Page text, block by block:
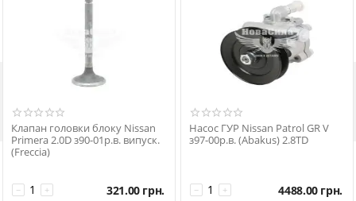
Клапан головки блоку Nissan
Primera 2.0D з90-01р.в. випуск.
(Freccia)
+
− 321.00 грн.
Насос ГУР Nissan Patrol GR V
з97-00р.в. (Abakus) 2.8TD
+
− 4488.00 грн.